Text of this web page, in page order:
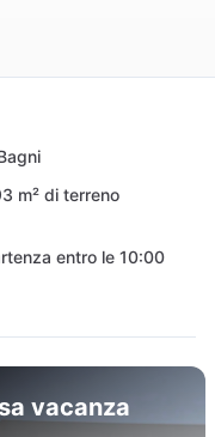
m² di terreno
entro le 10:00
vacanza